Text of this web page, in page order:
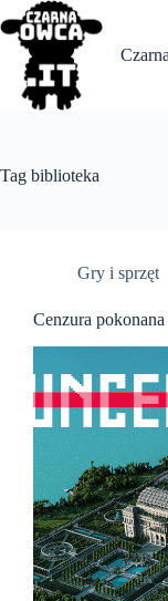
Skip
to
content
Tag biblioteka
Gry i sprzęt
Cenzura